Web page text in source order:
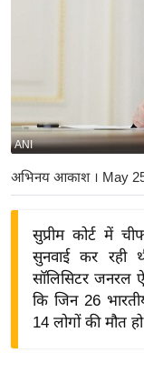
र्रा
ष्ट्री
य
बि
ज़
द्यो
ANI
अभिनय आकाश। May
सुप्रीम कोर्ट में
सुनवाई कर रही
सॉलिसिटर जनरल
कि जिन 26
14 लोगों की मौत